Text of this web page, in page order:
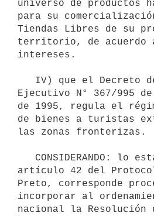
universo de productos
para su
Tiendas Libres de su
territorio, de acuerdo
intereses.
Ejecutivo N° 367/995
de 1995, regula el
de bienes a turistas
las zonas fronterizas.
artículo 42 del
Preto, corresponde
incorporar al
nacional la Resolución